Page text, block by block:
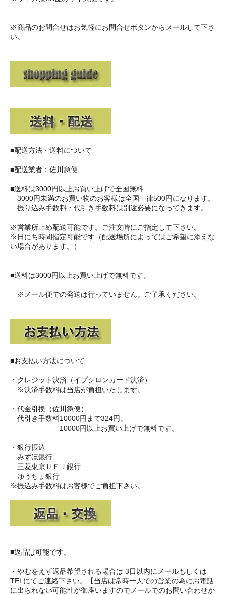
※商品のお問合せはお気軽にお問合せボタンからメールして下さ
い。
■配送方法・送料について
■配送業者：佐川急便
■送料は3000円以上お買い上げで全国無料
3000円未満のお買い物のお客様は全国一律500円になります。
振り込み手数料・代引き手数料は別途必要になってきます。
※営業所止め配送可能です。ご注文時にご指定して下さい。
※日にち時間指定可能です（配送場所によってはご希望に添えな
い場合があります。）
■送料は3000円以上お買い上げで無料です。
※メール便での発送は行っていません。ご了承ください。
■お支払い方法について
・クレジット決済（イプシロンカード決済）
※決済手数料は当店が負担いたします。
・代金引換（佐川急便）
代引き手数料10000円まで324円。
10000円以上お買い上げで無料です。
・銀行振込
みずほ銀行
三菱東京ＵＦＪ銀行
ゆうちょ銀行
※振込み手数料はお客様でご負担下さい。
■返品は可能です。
・やむをえず返品希望される場合は 3日以内にメールもしくは
TELにてご連絡下さい。【当店は常時一人での営業の為にお電話
に出られない可能性が御座いますのでメールでのお問い合わせか